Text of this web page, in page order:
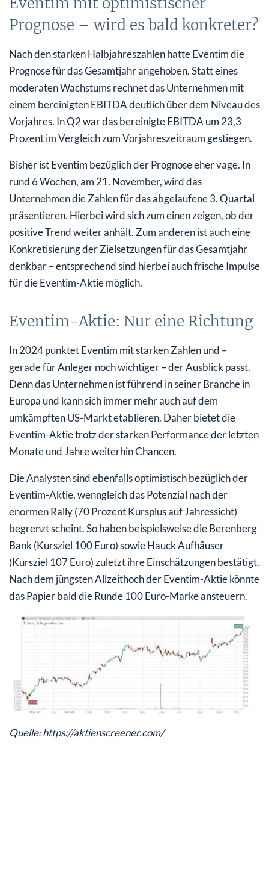
Prognose – wird es bald konkreter?
Nach den starken Halbjahreszahlen hatte Eventim die
Prognose für das Gesamtjahr angehoben. Statt eines
moderaten Wachstums rechnet das Unternehmen mit
einem bereinigten EBITDA deutlich über dem Niveau des
Vorjahres. In Q2 war das bereinigte EBITDA um 23,3
Prozent im Vergleich zum Vorjahreszeitraum gestiegen.
Bisher ist Eventim bezüglich der Prognose eher vage. In
rund 6 Wochen, am 21. November, wird das
Unternehmen die Zahlen für das abgelaufene 3. Quartal
präsentieren. Hierbei wird sich zum einen zeigen, ob der
positive Trend weiter anhält. Zum anderen ist auch eine
Konkretisierung der Zielsetzungen für das Gesamtjahr
denkbar – entsprechend sind hierbei auch frische Impulse
für die Eventim-Aktie möglich.
Eventim-Aktie: Nur eine Richtung
In 2024 punktet Eventim mit starken Zahlen und –
gerade für Anleger noch wichtiger – der Ausblick passt.
Denn das Unternehmen ist führend in seiner Branche in
Europa und kann sich immer mehr auch auf dem
umkämpften US-Markt etablieren. Daher bietet die
Eventim-Aktie trotz der starken Performance der letzten
Monate und Jahre weiterhin Chancen.
Die Analysten sind ebenfalls optimistisch bezüglich der
Eventim-Aktie, wenngleich das Potenzial nach der
enormen Rally (70 Prozent Kursplus auf Jahressicht)
begrenzt scheint. So haben beispielsweise die Berenberg
Bank (Kursziel 100 Euro) sowie Hauck Aufhäuser
(Kursziel 107 Euro) zuletzt ihre Einschätzungen bestätigt.
Nach dem jüngsten Allzeithoch der Eventim-Aktie könnte
das Papier bald die Runde 100 Euro-Marke ansteuern.
Quelle: https://aktienscreener.com/